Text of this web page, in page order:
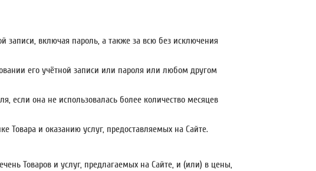
записи, включая пароль, а также за всю без исключения
его учётной записи или пароля или любом другом
если она не использовалась более количество месяцев
Товара и оказанию услуг, предоставляемых на Сайте.
Товаров и услуг, предлагаемых на Сайте, и (или) в цены,